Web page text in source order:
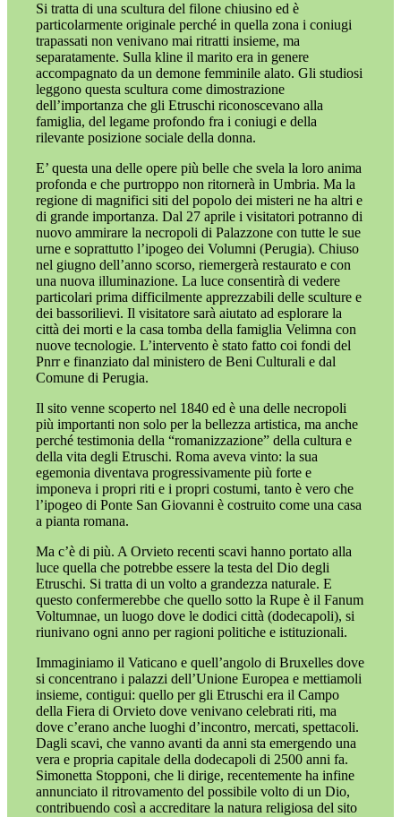
Si tratta di una scultura del filone chiusino ed è
particolarmente originale perché in quella zona i coniugi
trapassati non venivano mai ritratti insieme, ma
separatamente. Sulla kline il marito era in genere
accompagnato da un demone femminile alato. Gli studiosi
leggono questa scultura come dimostrazione
dell’importanza che gli Etruschi riconoscevano alla
famiglia, del legame profondo fra i coniugi e della
rilevante posizione sociale della donna.
E’ questa una delle opere più belle che svela la loro anima
profonda e che purtroppo non ritornerà in Umbria. Ma la
regione di magnifici siti del popolo dei misteri ne ha altri e
di grande importanza. Dal 27 aprile i visitatori potranno di
nuovo ammirare la necropoli di Palazzone con tutte le sue
urne e soprattutto l’ipogeo dei Volumni (Perugia). Chiuso
nel giugno dell’anno scorso, riemergerà restaurato e con
una nuova illuminazione. La luce consentirà di vedere
particolari prima difficilmente apprezzabili delle sculture e
dei bassorilievi. Il visitatore sarà aiutato ad esplorare la
città dei morti e la casa tomba della famiglia Velimna con
nuove tecnologie. L’intervento è stato fatto coi fondi del
Pnrr e finanziato dal ministero de Beni Culturali e dal
Comune di Perugia.
Il sito venne scoperto nel 1840 ed è una delle necropoli
più importanti non solo per la bellezza artistica, ma anche
perché testimonia della “romanizzazione” della cultura e
della vita degli Etruschi. Roma aveva vinto: la sua
egemonia diventava progressivamente più forte e
imponeva i propri riti e i propri costumi, tanto è vero che
l’ipogeo di Ponte San Giovanni è costruito come una casa
a pianta romana.
Ma c’è di più. A Orvieto recenti scavi hanno portato alla
luce quella che potrebbe essere la testa del Dio degli
Etruschi. Si tratta di un volto a grandezza naturale. E
questo confermerebbe che quello sotto la Rupe è il Fanum
Voltumnae, un luogo dove le dodici città (dodecapoli), si
riunivano ogni anno per ragioni politiche e istituzionali.
Immaginiamo il Vaticano e quell’angolo di Bruxelles dove
si concentrano i palazzi dell’Unione Europea e mettiamoli
insieme, contigui: quello per gli Etruschi era il Campo
della Fiera di Orvieto dove venivano celebrati riti, ma
dove c’erano anche luoghi d’incontro, mercati, spettacoli.
Dagli scavi, che vanno avanti da anni sta emergendo una
vera e propria capitale della dodecapoli di 2500 anni fa.
Simonetta Stopponi, che li dirige, recentemente ha infine
annunciato il ritrovamento del possibile volto di un Dio,
contribuendo così a accreditare la natura religiosa del sito